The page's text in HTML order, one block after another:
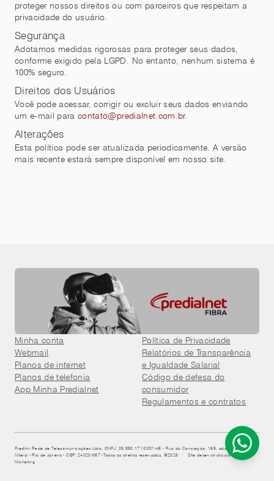
proteger nossos direitos ou com parceiros que respeitam a
privacidade do usuário.
Segurança
Adotamos medidas rigorosas para proteger seus dados,
conforme exigido pela LGPD. No entanto, nenhum sistema é
100% seguro.
Direitos dos Usuários
Você pode acessar, corrigir ou excluir seus dados enviando
um e-mail para contato@predialnet.com.br.
Alterações
Esta política pode ser atualizada periodicamente. A versão
mais recente estará sempre disponível em nosso site.
Minha conta
Webmail
Planos de internet
Planos de telefonia
App Minha Predialnet
Política de Privacidade
Relatórios de Transparência
e Igualdade Salarial
Código de defesa do
consumidor
Regulamentos e contratos
Predlink Rede de Telecomunicações Ltda. CNPJ: 05.990.171/0001-48 - Rua da Conceição, 188, sala 3108, Centro,
Niterói - Rio de Janeiro - CEP: 24020-087 -Todos os direitos reservados. ©2026 · Site desenvolvido por Jump
Marketing